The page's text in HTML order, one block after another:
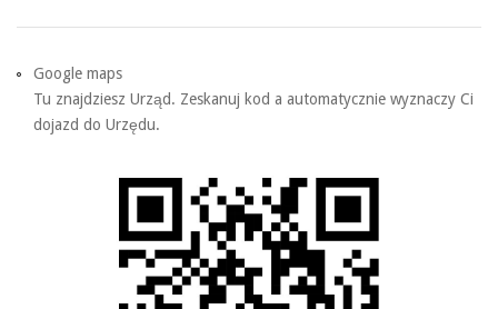
Google maps
Tu znajdziesz Urząd. Zeskanuj kod a automatycznie wyznaczy Ci
dojazd do Urzędu.